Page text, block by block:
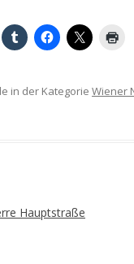
in der Kategorie Wiener
Hauptstraße